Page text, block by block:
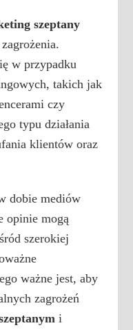
szeptany
w przypadku
takich jak
czy
typu działania
klientów oraz
dobie mediów
opinie mogą
szerokiej
ważne jest, aby
zagrożeń
i